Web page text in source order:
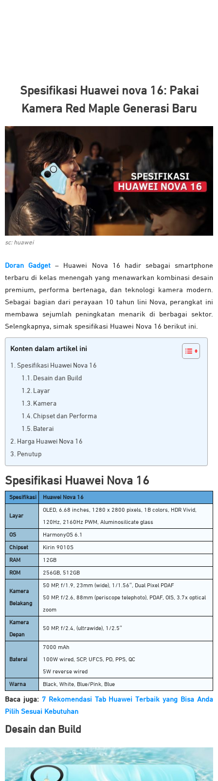
Spesifikasi Huawei nova 16: Pakai
Kamera Red Maple Generasi Baru
sc: huawei
Doran Gadget – Huawei Nova 16 hadir sebagai smartphone
terbaru di kelas menengah yang menawarkan kombinasi desain
premium, performa bertenaga, dan teknologi kamera modern.
Sebagai bagian dari perayaan 10 tahun lini Nova, perangkat ini
membawa sejumlah peningkatan menarik di berbagai sektor.
Selengkapnya, simak spesifikasi Huawei Nova 16 berikut ini.
Konten dalam artikel ini
Spesifikasi Huawei Nova 16
Desain dan Build
Layar
Kamera
Chipset dan Performa
Baterai
Harga Huawei Nova 16
Penutup
Spesifikasi Huawei Nova 16
Spesifikasi Huawei Nova 16
Layar
OLED, 6.68 inches, 1280 x 2800 pixels, 1B colors, HDR Vivid,
120Hz, 2160Hz PWM, Aluminosilicate glass
OS HarmonyOS 6.1
Chipset Kirin 9010S
RAM 12GB
ROM 256GB, 512GB
Kamera
Belakang
50 MP, f/1.9, 23mm (wide), 1/1.56″, Dual Pixel PDAF
50 MP, f/2.6, 88mm (periscope telephoto), PDAF, OIS, 3.7x optical
zoom
Kamera
Depan
50 MP, f/2.4, (ultrawide), 1/2.5″
Baterai
7000 mAh
100W wired, SCP, UFCS, PD, PPS, QC
5W reverse wired
Warna Black, White, Blue/Pink, Blue
Baca juga: 7 Rekomendasi Tab Huawei Terbaik yang Bisa Anda
Pilih Sesuai Kebutuhan
Desain dan Build